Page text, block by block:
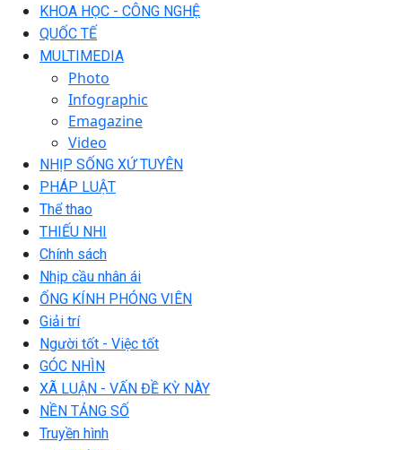
KHOA HỌC - CÔNG NGHỆ
QUỐC TẾ
MULTIMEDIA
Photo
Infographic
Emagazine
Video
NHỊP SỐNG XỨ TUYÊN
PHÁP LUẬT
Thể thao
THIẾU NHI
Chính sách
Nhịp cầu nhân ái
ỐNG KÍNH PHÓNG VIÊN
Giải trí
Người tốt - Việc tốt
GÓC NHÌN
XÃ LUẬN - VẤN ĐỀ KỲ NÀY
NỀN TẢNG SỐ
Truyền hình